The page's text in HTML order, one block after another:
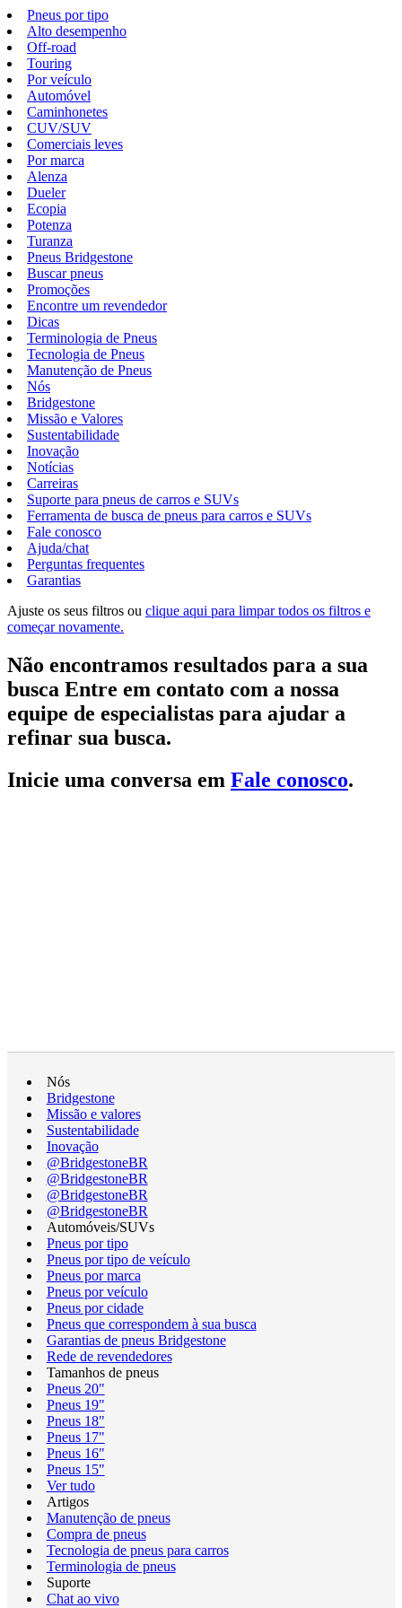
Pneus por tipo
Alto desempenho
Off-road
Touring
Por veículo
Automóvel
Caminhonetes
CUV/SUV
Comerciais leves
Por marca
Alenza
Dueler
Ecopia
Potenza
Turanza
Pneus Bridgestone
Buscar pneus
Promoções
Encontre um revendedor
Dicas
Terminologia de Pneus
Tecnologia de Pneus
Manutenção de Pneus
Nós
Bridgestone
Missão e Valores
Sustentabilidade
Inovação
Notícias
Carreiras
Suporte para pneus de carros e SUVs
Ferramenta de busca de pneus para carros e SUVs
Fale conosco
Ajuda/chat
Perguntas frequentes
Garantias
Ajuste os seus filtros ou clique aqui para limpar todos os filtros e
começar novamente.
Não encontramos resultados para a sua
busca Entre em contato com a nossa
equipe de especialistas para ajudar a
refinar sua busca.
Inicie uma conversa em Fale conosco.
Nós
Bridgestone
Missão e valores
Sustentabilidade
Inovação
@BridgestoneBR
@BridgestoneBR
@BridgestoneBR
@BridgestoneBR
Automóveis/SUVs
Pneus por tipo
Pneus por tipo de veículo
Pneus por marca
Pneus por veículo
Pneus por cidade
Pneus que correspondem à sua busca
Garantias de pneus Bridgestone
Rede de revendedores
Tamanhos de pneus
Pneus 20"
Pneus 19"
Pneus 18"
Pneus 17"
Pneus 16"
Pneus 15"
Ver tudo
Artigos
Manutenção de pneus
Compra de pneus
Tecnologia de pneus para carros
Terminologia de pneus
Suporte
Chat ao vivo